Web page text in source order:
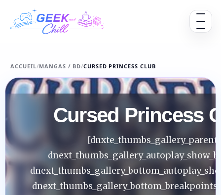
Ouvrir
ACCUEIL/MANGAS / BD/CURSED PRINCESS CLUB
Cursed Princess
[dnxte_thumbs_gallery_parent